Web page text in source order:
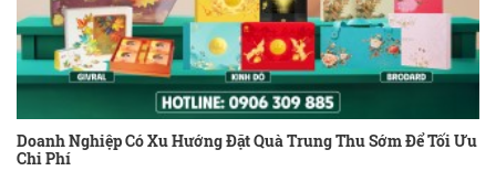
Doanh Nghiệp Có Xu Hướng Đặt Quà Trung Thu Sớm Để Tối Ưu
Chi Phí